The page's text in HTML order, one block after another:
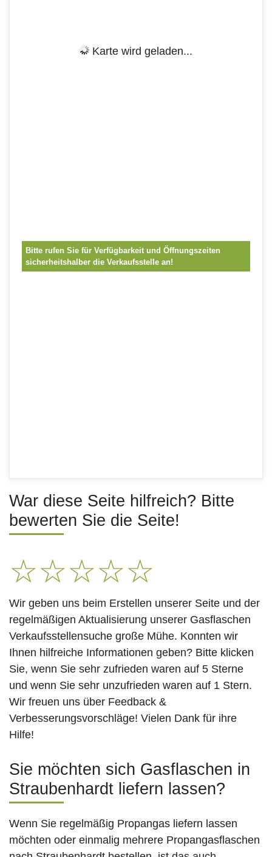
Karte wird geladen...
Bitte rufen Sie für Verfügbarkeit und Öffnungszeiten
sicherheitshalber die Verkaufsstelle an!
War diese Seite hilfreich? Bitte
bewerten Sie die Seite!
☆☆☆☆☆
Wir geben uns beim Erstellen unserer Seite und der
regelmäßigen Aktualisierung unserer Gasflaschen
Verkaufsstellensuche große Mühe. Konnten wir
Ihnen hilfreiche Informationen geben? Bitte klicken
Sie, wenn Sie sehr zufrieden waren auf 5 Sterne
und wenn Sie sehr unzufrieden waren auf 1 Stern.
Wir freuen uns über Feedback &
Verbesserungsvorschläge! Vielen Dank für ihre
Hilfe!
Sie möchten sich Gasflaschen in
Straubenhardt liefern lassen?
Wenn Sie regelmäßig Propangas liefern lassen
möchten oder einmalig mehrere Propangasflaschen